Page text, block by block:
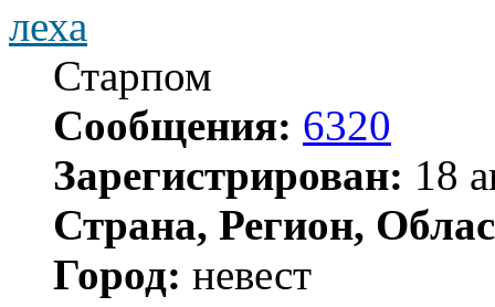
леха
Старпом
Сообщения: 6320
Зарегистрирован: 18
Страна, Регион,
Город: невест